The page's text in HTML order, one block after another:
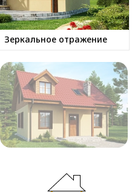
Зеркальное отражение